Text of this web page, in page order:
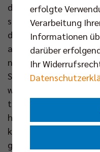
der Regierende zu:
schön Sorgen
da. Darauf kommt es
am wichtigsten ist.
nächstes Jahr noch ein
Sie werden immer
wurden schließlich
trat die Freude über
habe mich gefragt,
keine Vereinsnamen
ganz einfach: Da
erfolgte
Verarbeitung
Informationen
darüber
Ihr